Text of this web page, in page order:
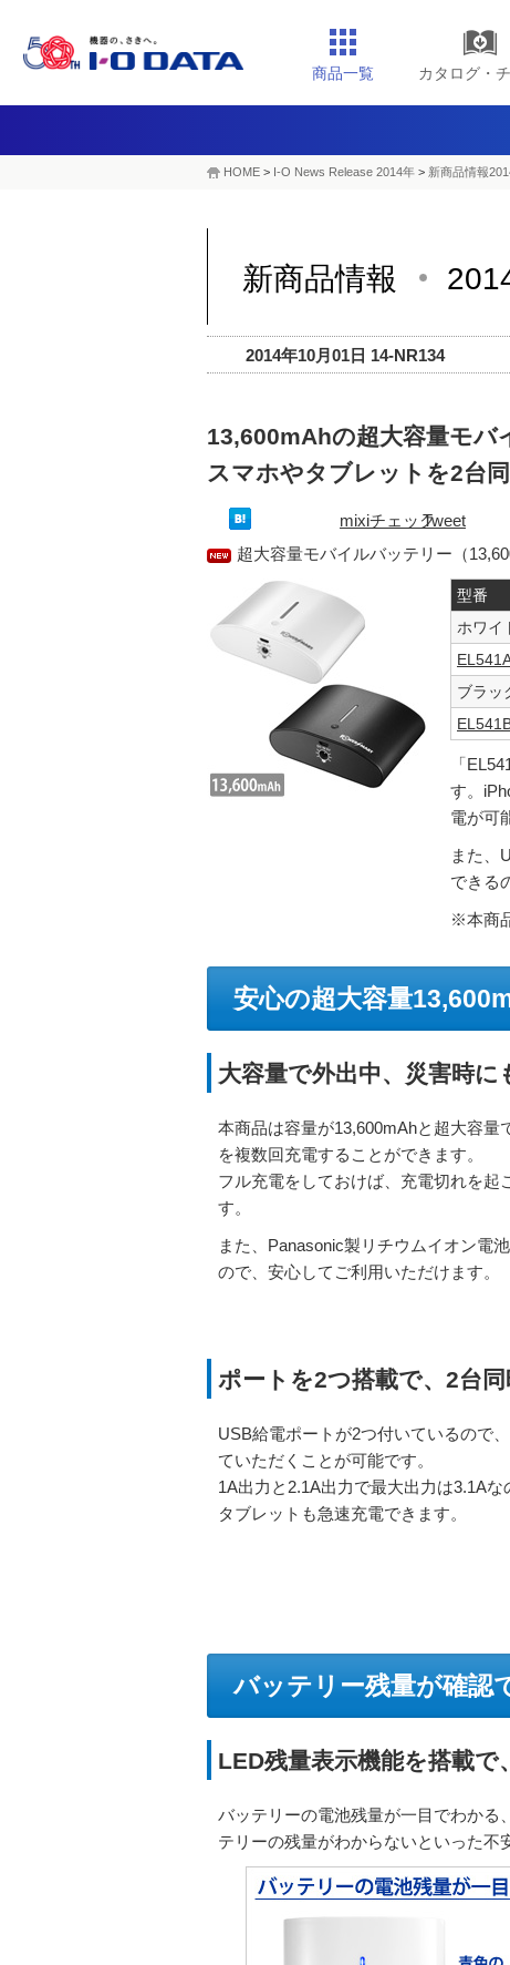
商品一覧 カタログ・
HOME > I-O News Release 2014年 > 新商品情報
新商品情報
2014年10月01日 14-NR134
13,600mAhの超大容量モバ
スマホやタブレットを2台
mixiチェックTweet
超大容量モバイルバッテリー（
型番
ホワイ
ブラッ
「
す。
電が可
また、
できる
※本商
安心の超大容量
大容量で外出中、災害時
本商品は容量が13,600mAhと超大容量
を複数回充電することができます。
フル充電をしておけば、充電切れを起
す。
また、Panasonic製リチウムイオン電
ので、安心してご利用いただけます。
ポートを2つ搭載で、2台同
USB給電ポートが2つ付いているので
ていただくことが可能です。
1A出力と2.1A出力で最大出力は3.1Aな
タブレットも急速充電できます。
バッテリー残量が確認
LED残量表示機能を搭載で
バッテリーの電池残量が一目でわかる
テリーの残量がわからないといった不